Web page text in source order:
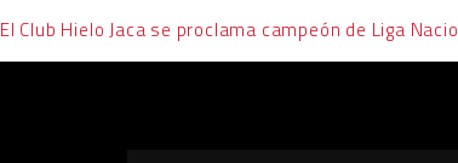
El Club Hielo Jaca se proclama campeón de Liga